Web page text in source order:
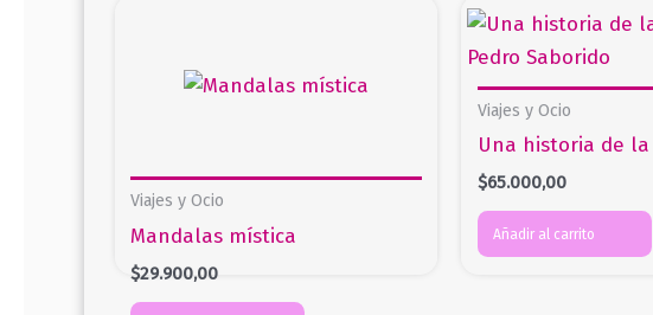
Viajes y Ocio
Mandalas mística
$29.900,00
Viajes y Ocio
Una historia de
$65.000,00
Añadir al carrito